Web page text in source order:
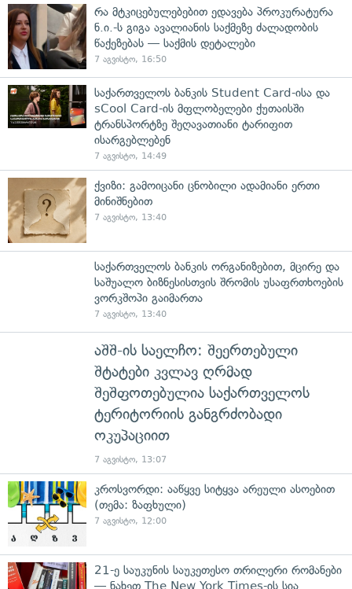
რა მტკიცებულებებით ედავება პროკურატურა
ნ.ი.-ს გიგა ავალიანის საქმეზე ძალადობის
წაქეზებას — საქმის დეტალები
7 აგვისტო, 16:50
საქართველოს ბანკის Student Card-ისა და
sCool Card-ის მფლობელები ქუთაისში
ტრანსპორტზე შეღავათიანი ტარიფით
ისარგებლებენ
7 აგვისტო, 14:49
ქვიზი: გამოიცანი ცნობილი ადამიანი ერთი
მინიშნებით
7 აგვისტო, 13:40
საქართველოს ბანკის ორგანიზებით, მცირე და
საშუალო ბიზნესისთვის შრომის უსაფრთხოების
ვორკშოპი გაიმართა
7 აგვისტო, 13:40
აშშ-ის საელჩო: შეერთებული
შტატები კვლავ ღრმად
შეშფოთებულია საქართველოს
ტერიტორიის განგრძობადი
ოკუპაციით
7 აგვისტო, 13:07
კროსვორდი: ააწყვე სიტყვა არეული ასოებით
(თემა: ზაფხული)
7 აგვისტო, 12:00
21-ე საუკუნის საუკეთესო თრილერი რომანები
— ნახეთ The New York Times-ის სია